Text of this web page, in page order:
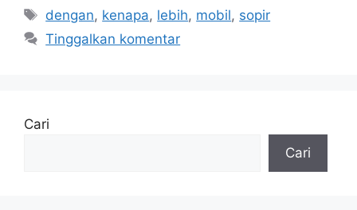
Tag
dengan, kenapa, lebih, mobil, sopir
Tinggalkan komentar
Cari
Cari